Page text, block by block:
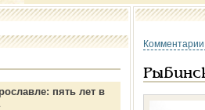
пять лет в